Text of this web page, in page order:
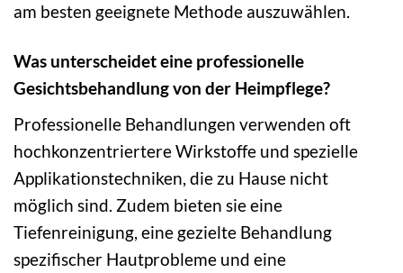
am besten geeignete Methode auszuwählen.
Was unterscheidet eine professionelle
Gesichtsbehandlung von der Heimpflege?
Professionelle Behandlungen verwenden oft
hochkonzentriertere Wirkstoffe und spezielle
Applikationstechniken, die zu Hause nicht
möglich sind. Zudem bieten sie eine
Tiefenreinigung, eine gezielte Behandlung
spezifischer Hautprobleme und eine